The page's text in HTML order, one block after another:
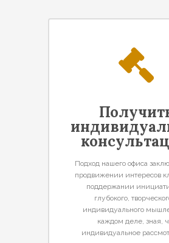
Подход нашего офиса
продвижении интересов
поддержании
глубокого,
индивидуального
каждом деле, зная,
индивидуальное